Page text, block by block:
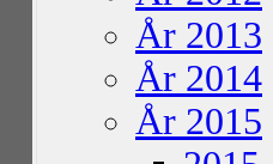
År 2013
År 2014
År 2015